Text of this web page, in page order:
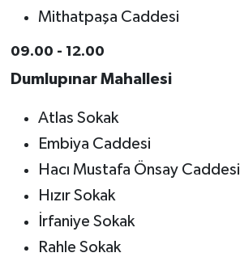
Mithatpaşa Caddesi
09.00 - 12.00
Dumlupınar Mahallesi
Atlas Sokak
Embiya Caddesi
Hacı Mustafa Önsay Caddesi
Hızır Sokak
İrfaniye Sokak
Rahle Sokak